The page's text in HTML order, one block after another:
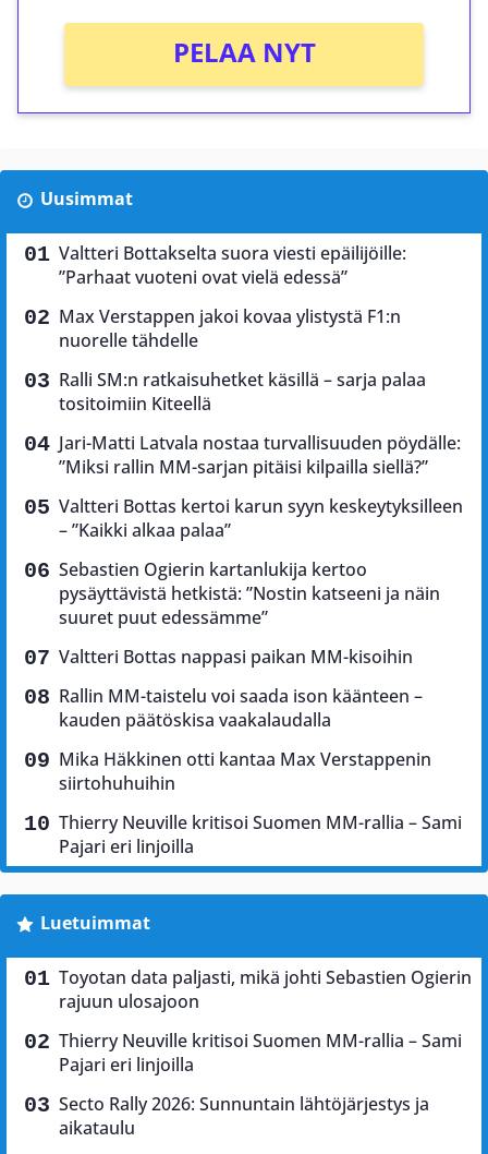
PELAA NYT
Uusimmat
Valtteri Bottakselta suora viesti epäilijöille:
”Parhaat vuoteni ovat vielä edessä”
Max Verstappen jakoi kovaa ylistystä F1:n
nuorelle tähdelle
Ralli SM:n ratkaisuhetket käsillä – sarja palaa
tositoimiin Kiteellä
Jari-Matti Latvala nostaa turvallisuuden pöydälle:
”Miksi rallin MM-sarjan pitäisi kilpailla siellä?”
Valtteri Bottas kertoi karun syyn keskeytyksilleen
– ”Kaikki alkaa palaa”
Sebastien Ogierin kartanlukija kertoo
pysäyttävistä hetkistä: ”Nostin katseeni ja näin
suuret puut edessämme”
Valtteri Bottas nappasi paikan MM-kisoihin
Rallin MM-taistelu voi saada ison käänteen –
kauden päätöskisa vaakalaudalla
Mika Häkkinen otti kantaa Max Verstappenin
siirtohuhuihin
Thierry Neuville kritisoi Suomen MM-rallia – Sami
Pajari eri linjoilla
Luetuimmat
Toyotan data paljasti, mikä johti Sebastien Ogierin
rajuun ulosajoon
Thierry Neuville kritisoi Suomen MM-rallia – Sami
Pajari eri linjoilla
Secto Rally 2026: Sunnuntain lähtöjärjestys ja
aikataulu